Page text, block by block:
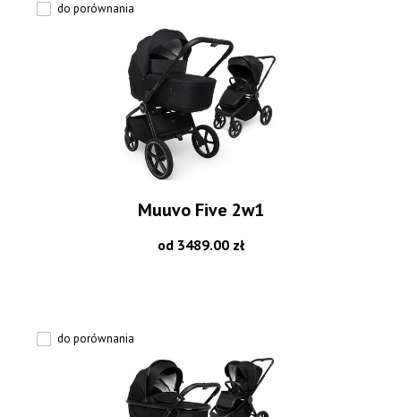
do porównania
Muuvo Five 2w1
od 3489.00 zł
do porównania